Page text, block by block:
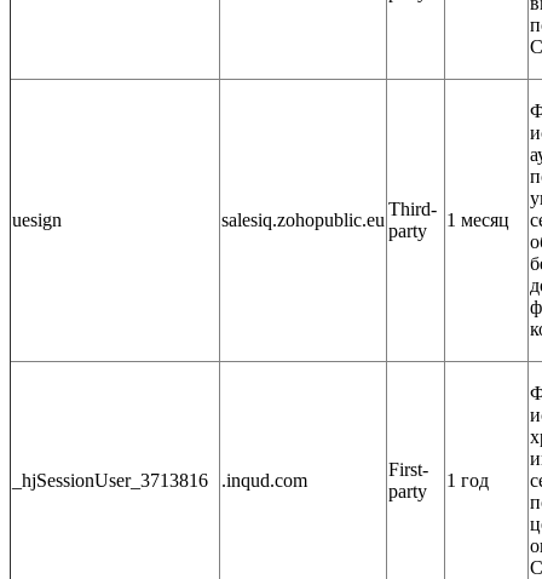
uesign salesiq.zohopublic.eu
Third-
party
1 месяц
_hjSessionUser_3713816 .inqud.com
First-
party
1 год